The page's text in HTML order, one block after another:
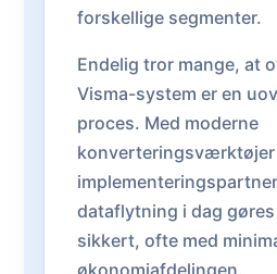
forskellige segmenter.
Endelig tror mange, at
Visma-system er en
proces. Med moderne
dataflytning i dag
sikkert, ofte med
økonomiafdelingen.